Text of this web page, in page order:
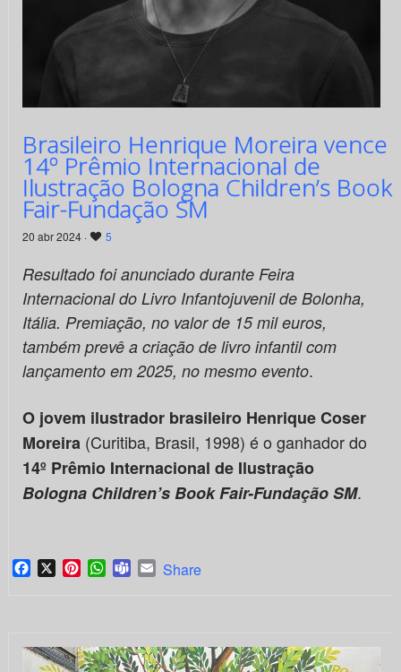
Brasileiro Henrique Moreira vence
14º Prêmio Internacional de
Ilustração Bologna Children’s Book
Fair-Fundação SM
20 abr 2024 · 5
Resultado foi anunciado durante Feira
Internacional do Livro Infantojuvenil de Bolonha,
Itália. Premiação, no valor de 15 mil euros,
também prevê a criação de livro infantil com
lançamento em 2025, no mesmo evento.
O jovem ilustrador brasileiro Henrique Coser
Moreira (Curitiba, Brasil, 1998) é o ganhador do
14º Prêmio Internacional de Ilustração
Bologna Children’s Book Fair-Fundação SM.
Facebook
X PinterestWhatsApp
TeamsEmail
Share